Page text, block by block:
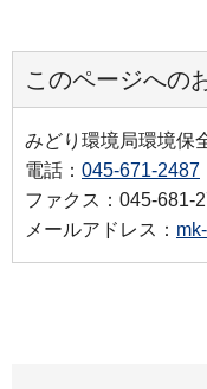
このページへの
みどり環境局環境保
電話： 045-671-2487
ファクス：045-681-
メールアドレス：